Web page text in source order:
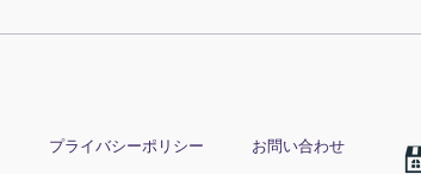
プライバシーポリシー お問い合わせ